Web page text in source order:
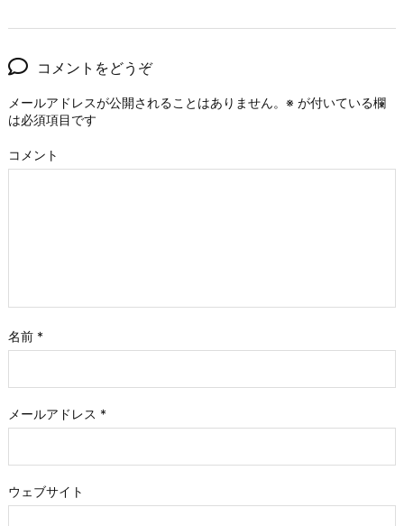
コメントをどうぞ
メールアドレスが公開されることはありません。 ※ が付いている欄
は必須項目です
コメント
名前 *
メールアドレス *
ウェブサイト